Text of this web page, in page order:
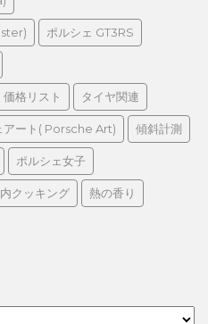
ポルシェ GT3RS
格リスト タイヤ関連
アート( Porsche Art) 傾斜計測
ポルシェ女子
クッキング 熱の香り